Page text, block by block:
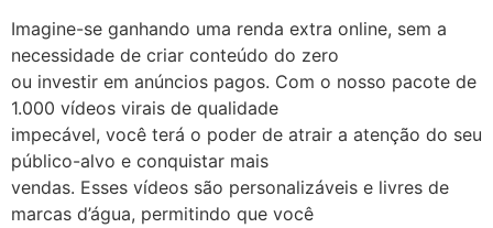
Imagine-se ganhando uma renda extra online, sem a
necessidade de criar conteúdo do zero
ou investir em anúncios pagos. Com o nosso pacote de
1.000 vídeos virais de qualidade
impecável, você terá o poder de atrair a atenção do seu
público-alvo e conquistar mais
vendas. Esses vídeos são personalizáveis e livres de
marcas d’água, permitindo que você